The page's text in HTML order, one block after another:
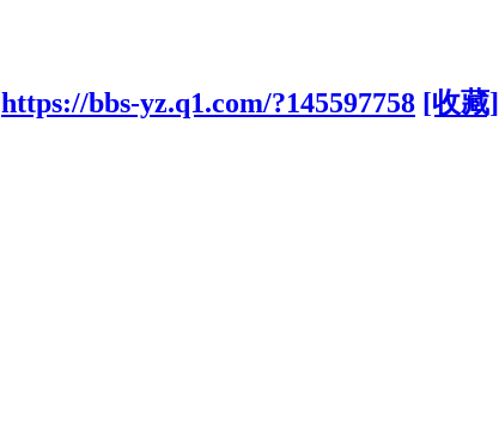
https://bbs-yz.q1.com/?145597758 [收藏]